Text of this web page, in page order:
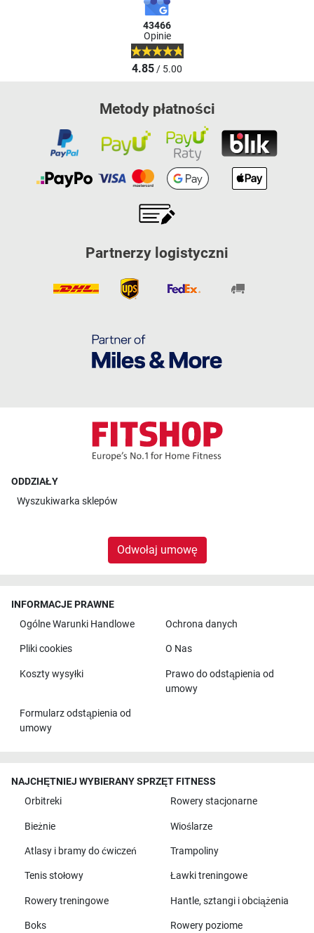
43466
Opinie
4.85/ 5.00
Metody płatności
Partnerzy logistyczni
ODDZIAŁY
Wyszukiwarka sklepów
Odwołaj umowę
INFORMACJE PRAWNE
Ogólne Warunki Handlowe
Ochrona danych
Pliki cookies O Nas
Koszty wysyłki
Prawo do odstąpienia od
umowy
Formularz odstąpienia od
umowy
NAJCHĘTNIEJ WYBIERANY SPRZĘT FITNESS
Orbitreki
Rowery stacjonarne
Bieżnie Wioślarze
Atlasy i bramy do ćwiczeń Trampoliny
Tenis stołowy Ławki treningowe
Rowery treningowe Hantle, sztangi i obciążenia
Boks Rowery poziome